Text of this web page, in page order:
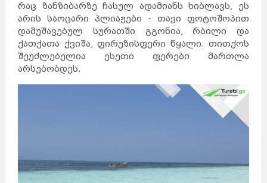
რაც ზანზიბარზე ჩასულ ადამიანს ხიბლავს, ეს
არის საოცარი პლიაჟები - თავი ფოტოშოპით
დამუშავებულ სურათში გგონია, რბილი და
ქათქათა ქვიშა, ფირუზისფერი წყალი. თითქოს
შეუძლებელია ესეთი ფერები მართლა
არსებობდეს.